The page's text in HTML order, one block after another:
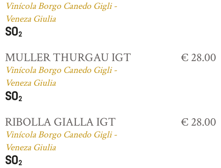
Vinícola Borgo Canedo Gigli -
Veneza Giulia
MULLER THURGAU IGT
Vinícola Borgo Canedo Gigli -
Veneza Giulia
€ 28.00
RIBOLLA GIALLA IGT
Vinícola Borgo Canedo Gigli -
Veneza Giulia
€ 28.00